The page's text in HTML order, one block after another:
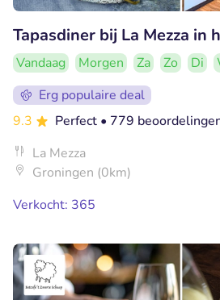
Tapasdiner bij La Mezza in
Vandaag Morgen Za Zo Di
Erg populaire deal
9.3
Perfect • 779
La Mezza
Groningen (0km)
Verkocht: 365